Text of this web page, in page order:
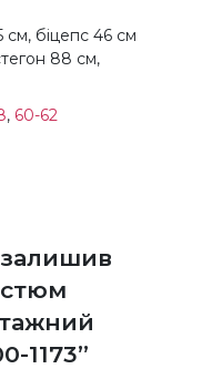
см, біцепс 46 см
88 см,
, 60-62
1173”